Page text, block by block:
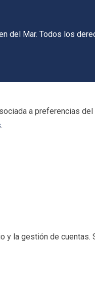
del Mar. Todos los
a preferencias
.
la gestión de cuentas.